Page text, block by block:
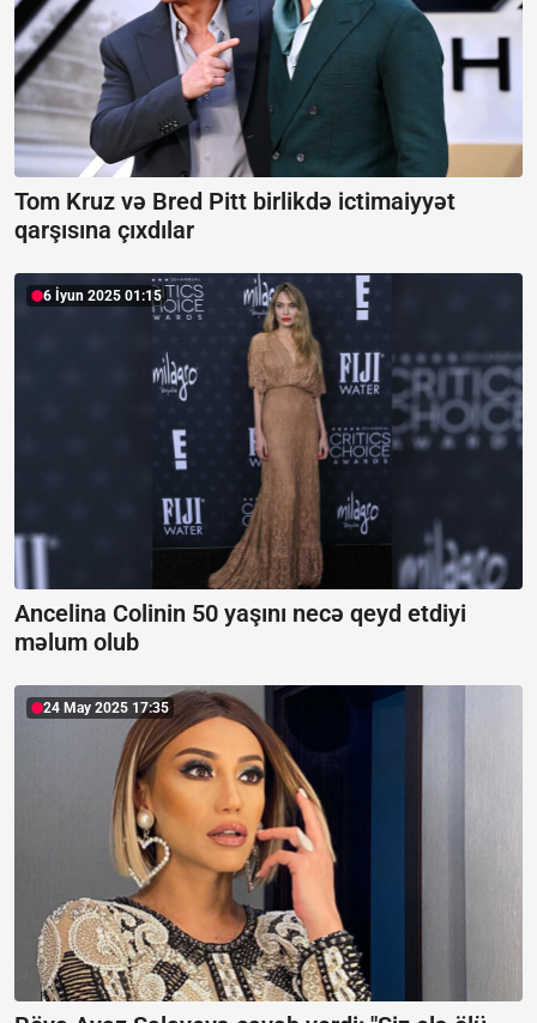
Tom Kruz və Bred Pitt birlikdə ictimaiyyət
qarşısına çıxdılar
6 İyun 2025 01:15
Ancelina Colinin 50 yaşını necə qeyd etdiyi
məlum olub
24 May 2025 17:35